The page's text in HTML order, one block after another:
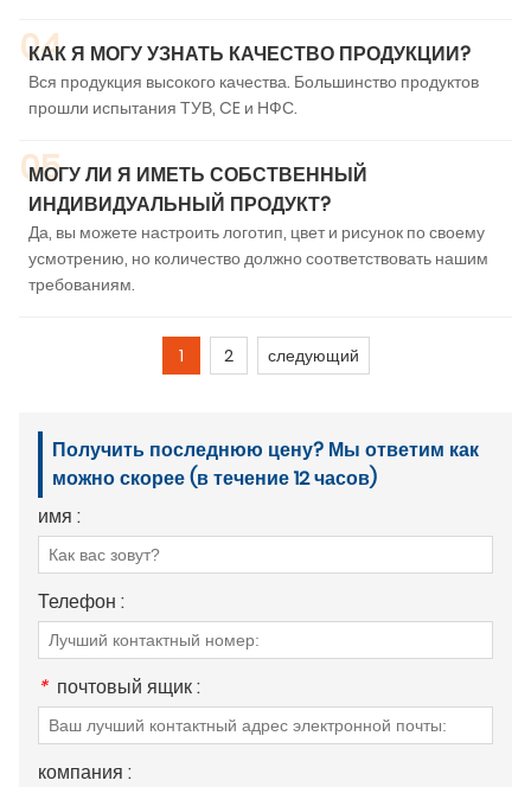
04
КАК Я МОГУ УЗНАТЬ КАЧЕСТВО ПРОДУКЦИИ?
Вся продукция высокого качества. Большинство продуктов
прошли испытания ТУВ, CE и НФС.
05
МОГУ ЛИ Я ИМЕТЬ СОБСТВЕННЫЙ
ИНДИВИДУАЛЬНЫЙ ПРОДУКТ?
Да, вы можете настроить логотип, цвет и рисунок по своему
усмотрению, но количество должно соответствовать нашим
требованиям.
1 2 следующий
Получить последнюю цену? Мы ответим как
можно скорее (в течение 12 часов)
имя :
Телефон :
* почтовый ящик :
компания :